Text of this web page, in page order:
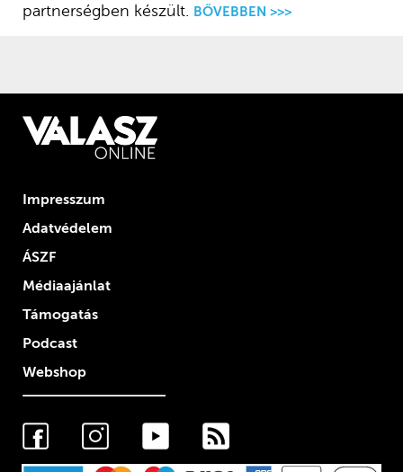
partnerségben készült. BŐVEBBEN >>>
Impresszum
Adatvédelem
ÁSZF
Médiaajánlat
Támogatás
Podcast
Webshop